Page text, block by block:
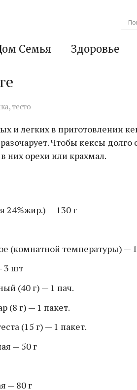
Семья Здоровье
тесто
и легких в приготовлении
Чтобы кексы долго
них орехи или крахмал.
24%жир.) — 130 г
(комнатной температуры) —
3 шт
(40 г) — 1 пач.
(8 г) — 1 пакет.
(15 г) — 1 пакет.
— 50 г
— 80 г